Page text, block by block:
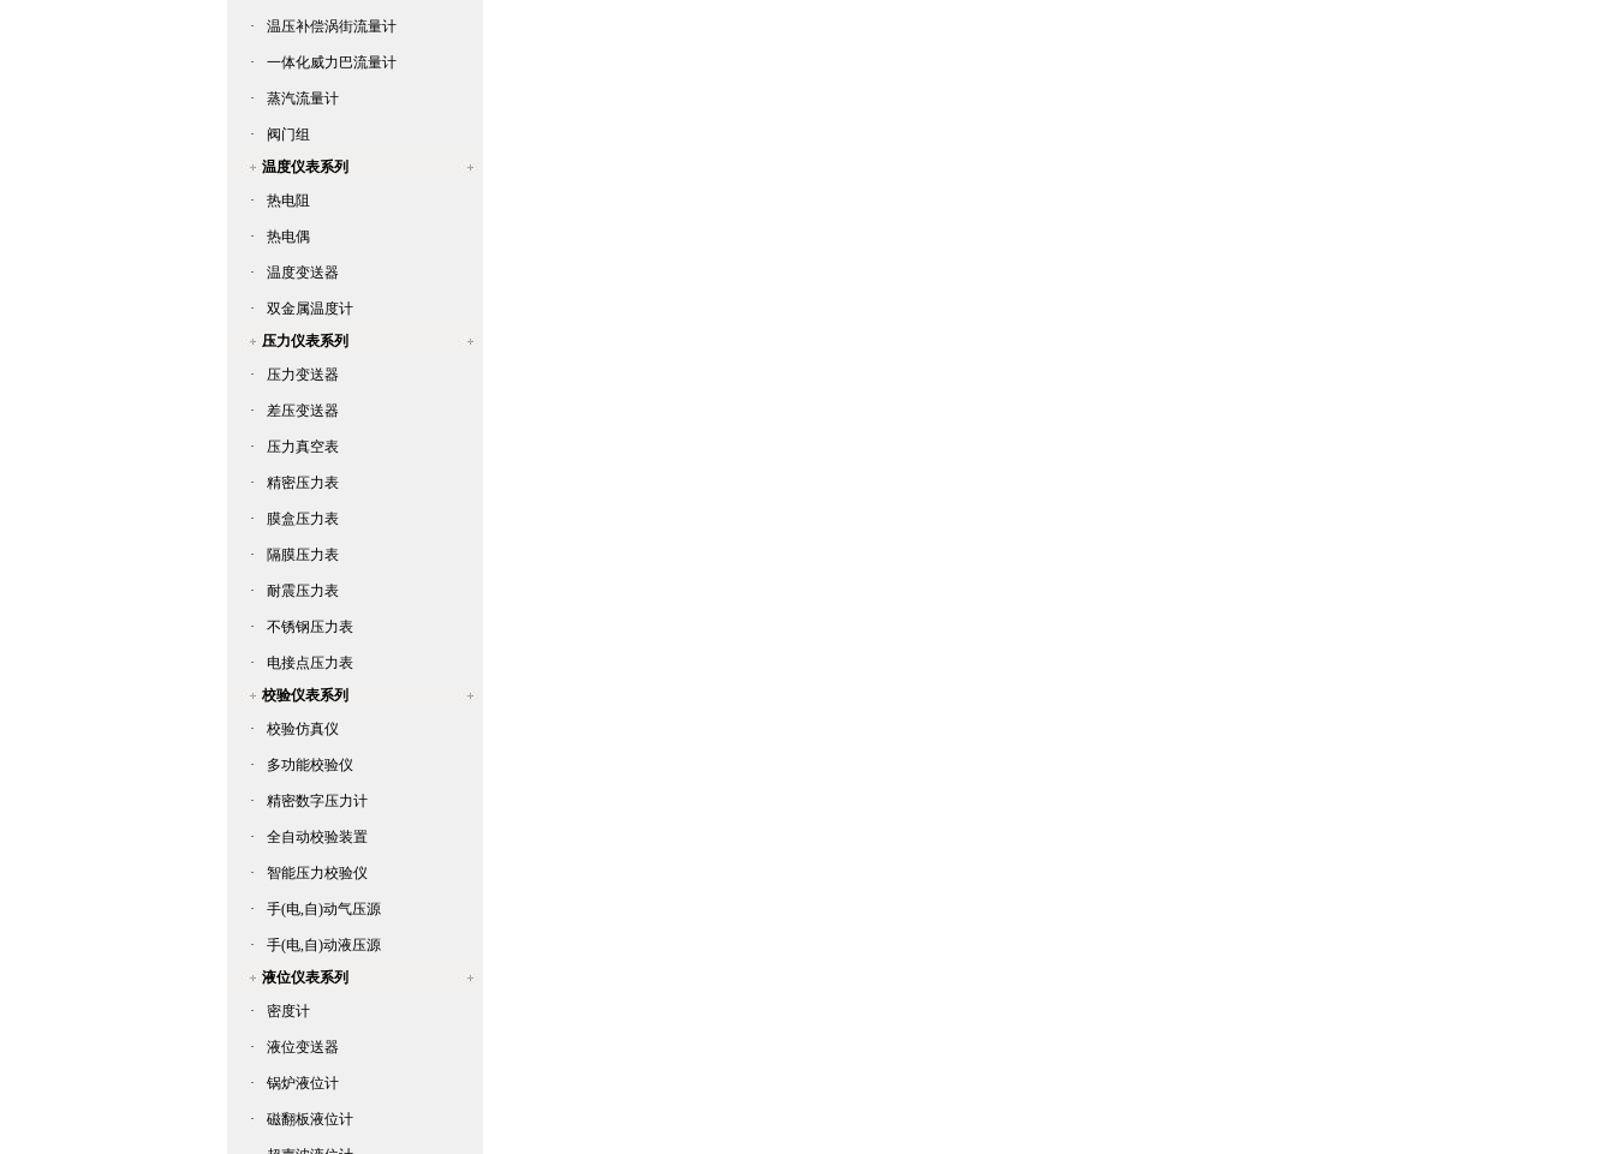
· 温压补偿涡街流量计
· 一体化威力巴流量计
· 蒸汽流量计
·
阀门组
温度仪表系列
·
热电阻
· 热电偶
· 温度变送器
·
双金属温度计
压力仪表系列
·
压力变送器
· 差压变送器
· 压力真空表
· 精密压力表
· 膜盒压力表
· 隔膜压力表
· 耐震压力表
· 不锈钢压力表
·
电接点压力表
校验仪表系列
·
校验仿真仪
· 多功能校验仪
· 精密数字压力计
· 全自动校验装置
· 智能压力校验仪
· 手(电,自)动气压源
·
手(电,自)动液压源
液位仪表系列
·
密度计
· 液位变送器
· 锅炉液位计
· 磁翻板液位计